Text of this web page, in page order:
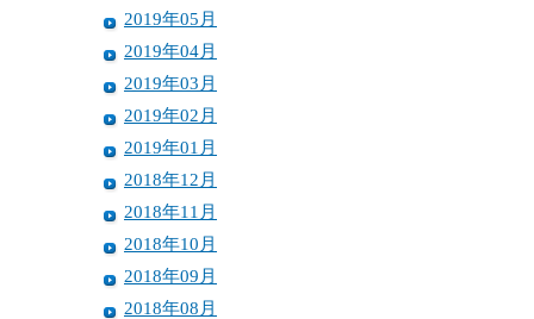
2019年05月
2019年04月
2019年03月
2019年02月
2019年01月
2018年12月
2018年11月
2018年10月
2018年09月
2018年08月